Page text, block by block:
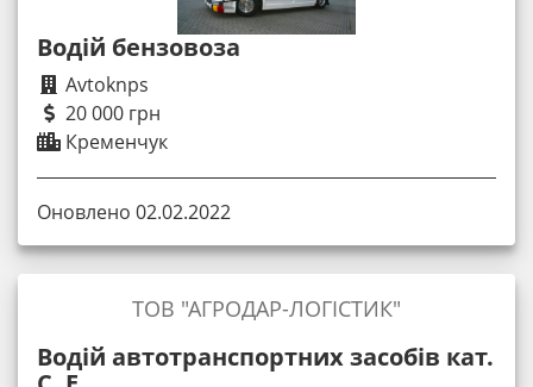
Водій бензовоза
Avtoknps
20 000 грн
Кременчук
Оновлено 02.02.2022
Водій автотранспортних засобів кат.
ТОВ "АГРОДАР-ЛОГІСТИК"